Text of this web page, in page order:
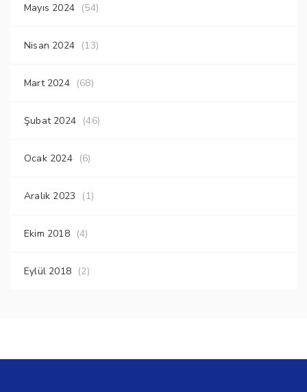
Mayıs 2024 (54)
Nisan 2024 (13)
Mart 2024 (68)
Şubat 2024 (46)
Ocak 2024 (6)
Aralık 2023 (1)
Ekim 2018 (4)
Eylül 2018 (2)